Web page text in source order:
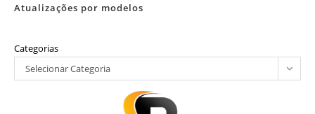
Atualizações por modelos
Categorias
Selecionar Categoria